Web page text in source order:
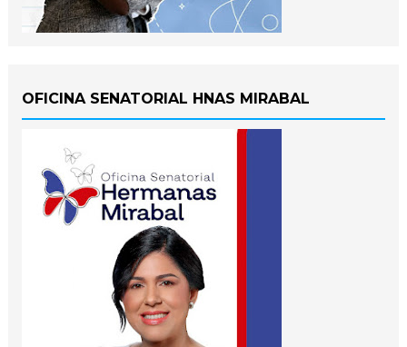
OFICINA SENATORIAL HNAS MIRABAL